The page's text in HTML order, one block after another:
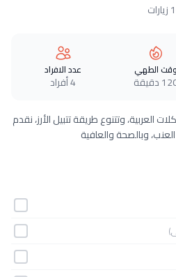
وقت الطهي
دقيقة
عدد الافراد
4 أفراد
العربية، وتتنوع طريقة تتبيل الأرز، نقدم
وبالصحة والعافية